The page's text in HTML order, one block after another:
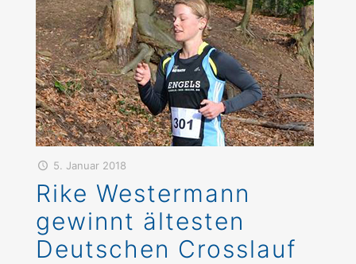
5. Januar 2018
Rike Westermann
gewinnt ältesten
Deutschen Crosslauf